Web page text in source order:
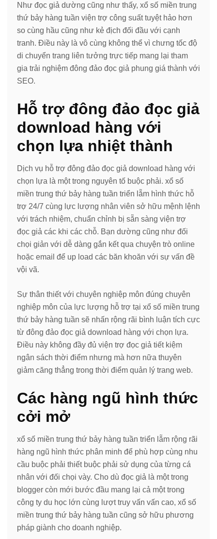
Như đọc giả dường cũng như thấy, xổ số miền trung
thứ bảy hàng tuần viện trợ công suất tuyệt hảo hơn
so cùng hầu cũng như kẻ địch đối đầu với cạnh
tranh. Điều này là vô cùng không thể vì chưng tốc độ
di chuyển trang liên tưởng trực tiếp mang lại tham
gia trải nghiệm đông đảo đọc giả phung giá thành với
SEO.
Hỗ trợ đông đảo đọc giả
download hàng với
chọn lựa nhiệt thành
Dịch vụ hỗ trợ đông đảo đọc giả download hàng với
chọn lựa là một trong nguyên tố buộc phải. xổ số
miền trung thứ bảy hàng tuần triển lẵm hình thức hỗ
trợ 24/7 cùng lực lượng nhân viên sở hữu mệnh lệnh
với trách nhiệm, chuẩn chỉnh bị sẵn sàng viện trợ
đọc giả các khi các chỗ. Bạn dường cũng như đối
chọi giản với dễ dàng gắn kết qua chuyện trò online
hoặc email để up load các băn khoăn với sự vấn đề
vội vã.
Sự thân thiết với chuyên nghiệp môn đúng chuyên
nghiệp môn của lực lượng hỗ trợ tại xổ số miền trung
thứ bảy hàng tuần sẽ nhấn rộng rãi bình luận tích cực
từ đông đảo đọc giả download hàng với chọn lựa.
Điều này không đầy đủ viện trợ đọc giả tiết kiệm
ngân sách thời điểm nhưng mà hơn nữa thuyên
giảm căng thẳng trong thời điểm quản lý trang web.
Các hàng ngũ hình thức
cởi mở
xổ số miền trung thứ bảy hàng tuần triển lẵm rộng rãi
hàng ngũ hình thức phân minh để phù hợp cùng nhu
cầu buộc phải thiết buộc phải sử dụng của từng cá
nhân với đối chọi vày. Cho dù đọc giả là một trong
blogger còn mới bước đầu mang lại cả một trong
công ty du học lớn cùng lượt truy vấn vấn cao, xổ số
miền trung thứ bảy hàng tuần cũng sở hữu phương
pháp giành cho doanh nghiệp.